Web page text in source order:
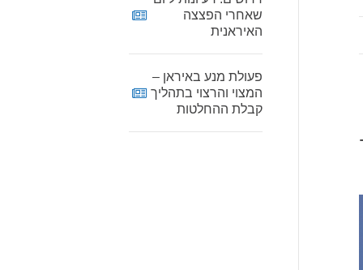
שאחרי הפצצה
האיראנית
פעולת מנע באיראן –
המצוי והרצוי בתהליך
קבלת ההחלטות